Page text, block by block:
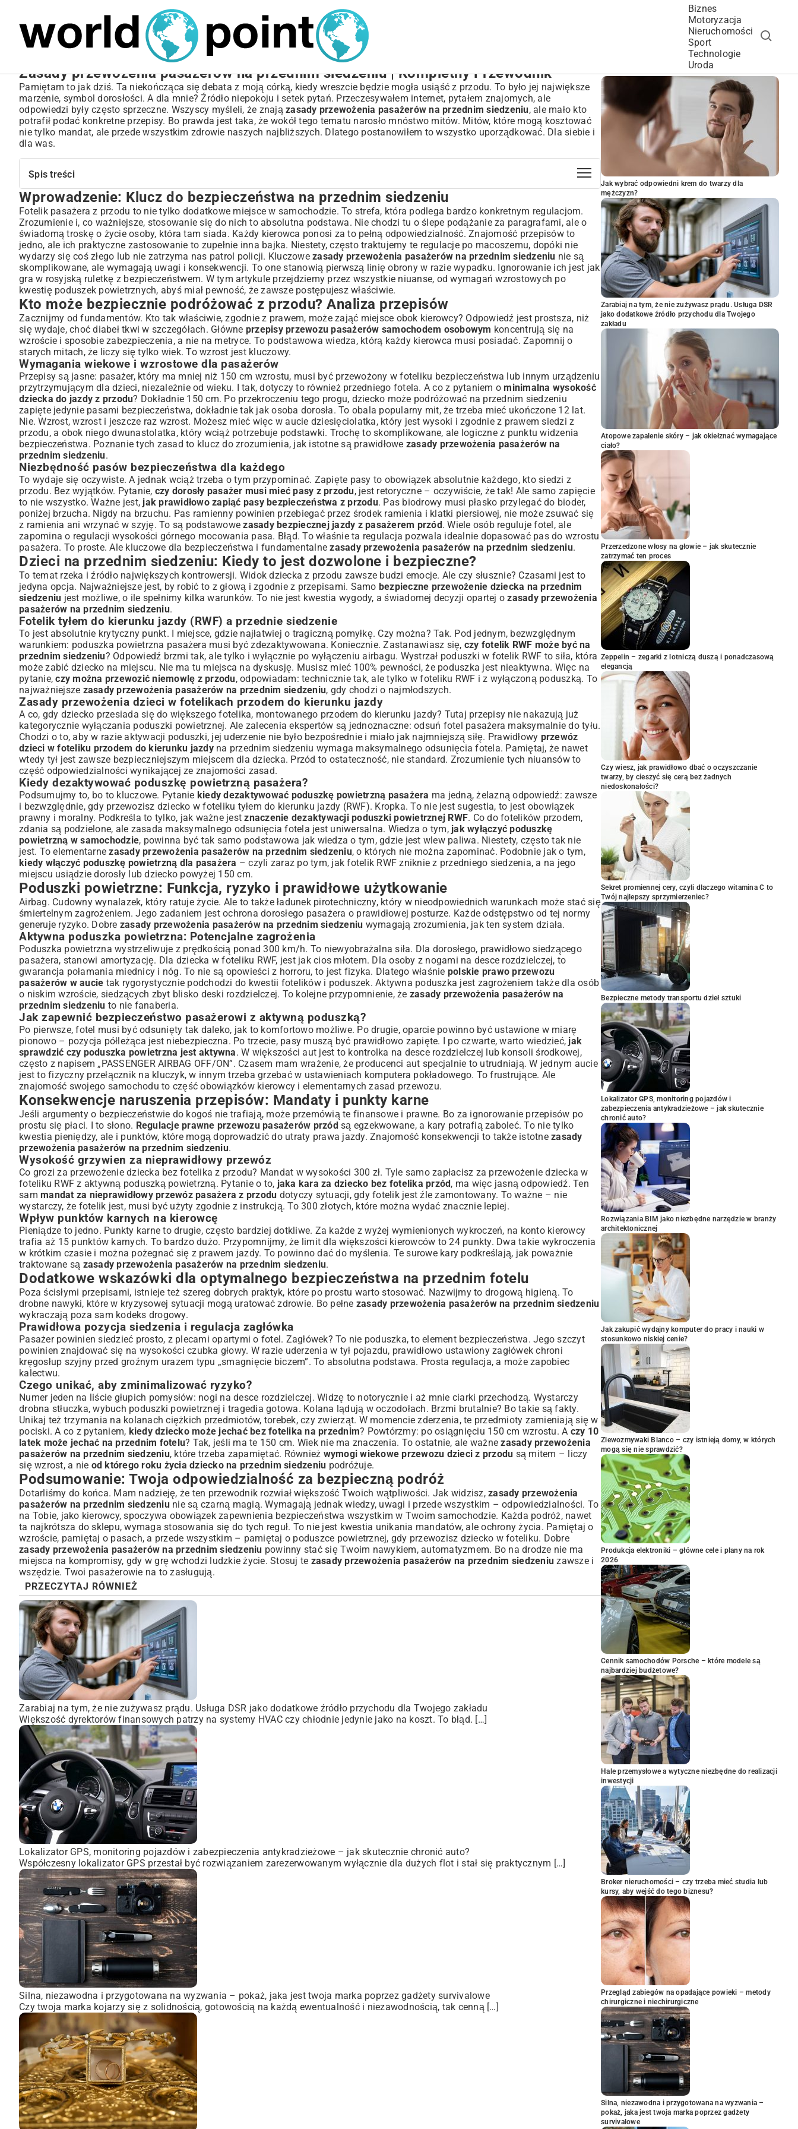
Biznes
Motoryzacja
Nieruchomości
Sport
Technologie
Uroda
Zasady przewożenia pasażerów na przednim siedzeniu | Kompletny Przewodnik
Pamiętam to jak dziś. Ta niekończąca się debata z moją córką, kiedy wreszcie będzie mogła usiąść z przodu. To było jej największe
marzenie, symbol dorosłości. A dla mnie? Źródło niepokoju i setek pytań. Przeczesywałem internet, pytałem znajomych, ale
odpowiedzi były często sprzeczne. Wszyscy myśleli, że znają zasady przewożenia pasażerów na przednim siedzeniu, ale mało kto
potrafił podać konkretne przepisy. Bo prawda jest taka, że wokół tego tematu narosło mnóstwo mitów. Mitów, które mogą kosztować
nie tylko mandat, ale przede wszystkim zdrowie naszych najbliższych. Dlatego postanowiłem to wszystko uporządkować. Dla siebie i
dla was.
Spis treści
Wprowadzenie: Klucz do bezpieczeństwa na przednim siedzeniu
Kto może bezpiecznie podróżować z przodu? Analiza przepisów
Wymagania wiekowe i wzrostowe dla pasażerów
Niezbędność pasów bezpieczeństwa dla każdego
Dzieci na przednim siedzeniu: Kiedy to jest dozwolone i bezpieczne?
Fotelik tyłem do kierunku jazdy (RWF) a przednie siedzenie
Zasady przewożenia dzieci w fotelikach przodem do kierunku jazdy
Kiedy dezaktywować poduszkę powietrzną pasażera?
Poduszki powietrzne: Funkcja, ryzyko i prawidłowe użytkowanie
Aktywna poduszka powietrzna: Potencjalne zagrożenia
Jak zapewnić bezpieczeństwo pasażerowi z aktywną poduszką?
Konsekwencje naruszenia przepisów: Mandaty i punkty karne
Wysokość grzywien za nieprawidłowy przewóz
Wpływ punktów karnych na kierowcę
Dodatkowe wskazówki dla optymalnego bezpieczeństwa na przednim fotelu
Prawidłowa pozycja siedzenia i regulacja zagłówka
Czego unikać, aby zminimalizować ryzyko?
Podsumowanie: Twoja odpowiedzialność za bezpieczną podróż
Wprowadzenie: Klucz do bezpieczeństwa na przednim siedzeniu
Fotelik pasażera z przodu to nie tylko dodatkowe miejsce w samochodzie. To strefa, która podlega bardzo konkretnym regulacjom.
Zrozumienie i, co ważniejsze, stosowanie się do nich to absolutna podstawa. Nie chodzi tu o ślepe podążanie za paragrafami, ale o
świadomą troskę o życie osoby, która tam siada. Każdy kierowca ponosi za to pełną odpowiedzialność. Znajomość przepisów to
jedno, ale ich praktyczne zastosowanie to zupełnie inna bajka. Niestety, często traktujemy te regulacje po macoszemu, dopóki nie
wydarzy się coś złego lub nie zatrzyma nas patrol policji. Kluczowe zasady przewożenia pasażerów na przednim siedzeniu nie są
skomplikowane, ale wymagają uwagi i konsekwencji. To one stanowią pierwszą linię obrony w razie wypadku. Ignorowanie ich jest jak
gra w rosyjską ruletkę z bezpieczeństwem. W tym artykule przejdziemy przez wszystkie niuanse, od wymagań wzrostowych po
kwestię poduszek powietrznych, abyś miał pewność, że zawsze postępujesz właściwie.
Kto może bezpiecznie podróżować z przodu? Analiza przepisów
Zacznijmy od fundamentów. Kto tak właściwie, zgodnie z prawem, może zająć miejsce obok kierowcy? Odpowiedź jest prostsza, niż
się wydaje, choć diabeł tkwi w szczegółach. Główne przepisy przewozu pasażerów samochodem osobowym koncentrują się na
wzroście i sposobie zabezpieczenia, a nie na metryce. To podstawowa wiedza, którą każdy kierowca musi posiadać. Zapomnij o
starych mitach, że liczy się tylko wiek. To wzrost jest kluczowy.
Wymagania wiekowe i wzrostowe dla pasażerów
Przepisy są jasne: pasażer, który ma mniej niż 150 cm wzrostu, musi być przewożony w foteliku bezpieczeństwa lub innym urządzeniu
przytrzymującym dla dzieci, niezależnie od wieku. I tak, dotyczy to również przedniego fotela. A co z pytaniem ominimalna wysokość
dziecka do jazdy z przodu? Dokładnie 150 cm. Po przekroczeniu tego progu, dziecko może podróżować na przednim siedzeniu
zapięte jedynie pasami bezpieczeństwa, dokładnie tak jak osoba dorosła. To obala popularny mit, że trzeba mieć ukończone 12 lat.
Nie. Wzrost, wzrost i jeszcze raz wzrost. Możesz mieć więc w aucie dziesięciolatka, który jest wysoki i zgodnie z prawem siedzi z
przodu, a obok niego dwunastolatka, który wciąż potrzebuje podstawki. Trochę to skomplikowane, ale logiczne z punktu widzenia
bezpieczeństwa. Poznanie tych zasad to klucz do zrozumienia, jak istotne są prawidłowe zasady przewożenia pasażerów na
przednim siedzeniu.
Niezbędność pasów bezpieczeństwa dla każdego
To wydaje się oczywiste. A jednak wciąż trzeba o tym przypominać. Zapięte pasy to obowiązek absolutnie każdego, kto siedzi z
przodu. Bez wyjątków. Pytanie, czy dorosły pasażer musi mieć pasy z przodu, jest retoryczne – oczywiście, że tak! Ale samo zapięcie
to nie wszystko. Ważne jest, jak prawidłowo zapiąć pasy bezpieczeństwa z przodu. Pas biodrowy musi płasko przylegać do bioder,
poniżej brzucha. Nigdy na brzuchu. Pas ramienny powinien przebiegać przez środek ramienia i klatki piersiowej, nie może zsuwać się
z ramienia ani wrzynać w szyję. To są podstawowezasady bezpiecznej jazdy z pasażerem przód. Wiele osób reguluje fotel, ale
zapomina o regulacji wysokości górnego mocowania pasa. Błąd. To właśnie ta regulacja pozwala idealnie dopasować pas do wzrostu
pasażera. To proste. Ale kluczowe dla bezpieczeństwa i fundamentalnezasady przewożenia pasażerów na przednim siedzeniu.
Dzieci na przednim siedzeniu: Kiedy to jest dozwolone i bezpieczne?
To temat rzeka i źródło największych kontrowersji. Widok dziecka z przodu zawsze budzi emocje. Ale czy słusznie? Czasami jest to
jedyna opcja. Najważniejsze jest, by robić to z głową i zgodnie z przepisami. Samo bezpieczne przewożenie dziecka na przednim
siedzeniu jest możliwe, o ile spełnimy kilka warunków. To nie jest kwestia wygody, a świadomej decyzji opartej ozasady przewożenia
pasażerów na przednim siedzeniu.
Fotelik tyłem do kierunku jazdy (RWF) a przednie siedzenie
To jest absolutnie krytyczny punkt. I miejsce, gdzie najłatwiej o tragiczną pomyłkę. Czy można? Tak. Pod jednym, bezwzględnym
warunkiem: poduszka powietrzna pasażera musi być zdezaktywowana. Koniecznie. Zastanawiasz się, czy fotelik RWF może być na
przednim siedzeniu? Odpowiedź brzmi tak, ale tylko i wyłącznie po wyłączeniu airbagu. Wystrzał poduszki w fotelik RWF to siła, która
może zabić dziecko na miejscu. Nie ma tu miejsca na dyskusję. Musisz mieć 100% pewności, że poduszka jest nieaktywna. Więc na
pytanie,czy można przewozić niemowlę z przodu, odpowiadam: technicznie tak, ale tylko w foteliku RWF i z wyłączoną poduszką. To
najważniejsze zasady przewożenia pasażerów na przednim siedzeniu, gdy chodzi o najmłodszych.
Zasady przewożenia dzieci w fotelikach przodem do kierunku jazdy
A co, gdy dziecko przesiada się do większego fotelika, montowanego przodem do kierunku jazdy? Tutaj przepisy nie nakazują już
kategorycznie wyłączania poduszki powietrznej. Ale zalecenia ekspertów są jednoznaczne: odsuń fotel pasażera maksymalnie do tyłu.
Chodzi o to, aby w razie aktywacji poduszki, jej uderzenie nie było bezpośrednie i miało jak najmniejszą siłę. Prawidłowy przewóz
dzieci w foteliku przodem do kierunku jazdyna przednim siedzeniu wymaga maksymalnego odsunięcia fotela. Pamiętaj, że nawet
wtedy tył jest zawsze bezpieczniejszym miejscem dla dziecka. Przód to ostateczność, nie standard. Zrozumienie tych niuansów to
część odpowiedzialności wynikającej ze znajomości zasad.
Kiedy dezaktywować poduszkę powietrzną pasażera?
Podsumujmy to, bo to kluczowe. Pytanie kiedy dezaktywować poduszkę powietrzną pasażera ma jedną, żelazną odpowiedź: zawsze
i bezwzględnie, gdy przewozisz dziecko w foteliku tyłem do kierunku jazdy (RWF). Kropka. To nie jest sugestia, to jest obowiązek
prawny i moralny. Podkreśla to tylko, jak ważne jestznaczenie dezaktywacji poduszki powietrznej RWF. Co do fotelików przodem,
zdania są podzielone, ale zasada maksymalnego odsunięcia fotela jest uniwersalna. Wiedza o tym, jak wyłączyć poduszkę
powietrzną w samochodzie, powinna być tak samo podstawowa jak wiedza o tym, gdzie jest wlew paliwa. Niestety, często tak nie
jest. To elementarnezasady przewożenia pasażerów na przednim siedzeniu, o których nie można zapominać. Podobnie jak o tym,
kiedy włączyć poduszkę powietrzną dla pasażera – czyli zaraz po tym, jak fotelik RWF zniknie z przedniego siedzenia, a na jego
miejscu usiądzie dorosły lub dziecko powyżej 150 cm.
Poduszki powietrzne: Funkcja, ryzyko i prawidłowe użytkowanie
Airbag. Cudowny wynalazek, który ratuje życie. Ale to także ładunek pirotechniczny, który w nieodpowiednich warunkach może stać się
śmiertelnym zagrożeniem. Jego zadaniem jest ochrona dorosłego pasażera o prawidłowej posturze. Każde odstępstwo od tej normy
generuje ryzyko. Dobre zasady przewożenia pasażerów na przednim siedzeniu wymagają zrozumienia, jak ten system działa.
Aktywna poduszka powietrzna: Potencjalne zagrożenia
Poduszka powietrzna wystrzeliwuje z prędkością ponad 300 km/h. To niewyobrażalna siła. Dla dorosłego, prawidłowo siedzącego
pasażera, stanowi amortyzację. Dla dziecka w foteliku RWF, jest jak cios młotem. Dla osoby z nogami na desce rozdzielczej, to
gwarancja połamania miednicy i nóg. To nie są opowieści z horroru, to jest fizyka. Dlatego właśnie polskie prawo przewozu
pasażerów w aucie tak rygorystycznie podchodzi do kwestii fotelików i poduszek. Aktywna poduszka jest zagrożeniem także dla osób
o niskim wzroście, siedzących zbyt blisko deski rozdzielczej. To kolejne przypomnienie, że zasady przewożenia pasażerów na
przednim siedzeniu to nie fanaberia.
Jak zapewnić bezpieczeństwo pasażerowi z aktywną poduszką?
Po pierwsze, fotel musi być odsunięty tak daleko, jak to komfortowo możliwe. Po drugie, oparcie powinno być ustawione w miarę
pionowo – pozycja półleżąca jest niebezpieczna. Po trzecie, pasy muszą być prawidłowo zapięte. I po czwarte, warto wiedzieć, jak
sprawdzić czy poduszka powietrzna jest aktywna. W większości aut jest to kontrolka na desce rozdzielczej lub konsoli środkowej,
często z napisem „PASSENGER AIRBAG OFF/ON”. Czasem mam wrażenie, że producenci aut specjalnie to utrudniają. W jednym aucie
jest to fizyczny przełącznik na kluczyk, w innym trzeba grzebać w ustawieniach komputera pokładowego. To frustrujące. Ale
znajomość swojego samochodu to część obowiązków kierowcy i elementarnych zasad przewozu.
Konsekwencje naruszenia przepisów: Mandaty i punkty karne
Jeśli argumenty o bezpieczeństwie do kogoś nie trafiają, może przemówią te finansowe i prawne. Bo za ignorowanie przepisów po
prostu się płaci. I to słono. Regulacje prawne przewozu pasażerów przódsą egzekwowane, a kary potrafią zaboleć. To nie tylko
kwestia pieniędzy, ale i punktów, które mogą doprowadzić do utraty prawa jazdy. Znajomość konsekwencji to także istotne zasady
przewożenia pasażerów na przednim siedzeniu.
Wysokość grzywien za nieprawidłowy przewóz
Co grozi za przewożenie dziecka bez fotelika z przodu? Mandat w wysokości 300 zł. Tyle samo zapłacisz za przewożenie dziecka w
foteliku RWF z aktywną poduszką powietrzną. Pytanie o to, jaka kara za dziecko bez fotelika przód, ma więc jasną odpowiedź. Ten
sam mandat za nieprawidłowy przewóz pasażera z przodu dotyczy sytuacji, gdy fotelik jest źle zamontowany. To ważne – nie
wystarczy, że fotelik jest, musi być użyty zgodnie z instrukcją. To 300 złotych, które można wydać znacznie lepiej.
Wpływ punktów karnych na kierowcę
Pieniądze to jedno. Punkty karne to drugie, często bardziej dotkliwe. Za każde z wyżej wymienionych wykroczeń, na konto kierowcy
trafia aż 15 punktów karnych. To bardzo dużo. Przypomnijmy, że limit dla większości kierowców to 24 punkty. Dwa takie wykroczenia
w krótkim czasie i można pożegnać się z prawem jazdy. To powinno dać do myślenia. Te surowe kary podkreślają, jak poważnie
traktowane są zasady przewożenia pasażerów na przednim siedzeniu.
Dodatkowe wskazówki dla optymalnego bezpieczeństwa na przednim fotelu
Poza ścisłymi przepisami, istnieje też szereg dobrych praktyk, które po prostu warto stosować. Nazwijmy to drogową higieną. To
drobne nawyki, które w kryzysowej sytuacji mogą uratować zdrowie. Bo pełne zasady przewożenia pasażerów na przednim siedzeniu
wykraczają poza sam kodeks drogowy.
Prawidłowa pozycja siedzenia i regulacja zagłówka
Pasażer powinien siedzieć prosto, z plecami opartymi o fotel. Zagłówek? To nie poduszka, to element bezpieczeństwa. Jego szczyt
powinien znajdować się na wysokości czubka głowy. W razie uderzenia w tył pojazdu, prawidłowo ustawiony zagłówek chroni
kręgosłup szyjny przed groźnym urazem typu „smagnięcie biczem”. To absolutna podstawa. Prosta regulacja, a może zapobiec
kalectwu.
Czego unikać, aby zminimalizować ryzyko?
Numer jeden na liście głupich pomysłów: nogi na desce rozdzielczej. Widzę to notorycznie i aż mnie ciarki przechodzą. Wystarczy
drobna stłuczka, wybuch poduszki powietrznej i tragedia gotowa. Kolana lądują w oczodołach. Brzmi brutalnie? Bo takie są fakty.
Unikaj też trzymania na kolanach ciężkich przedmiotów, torebek, czy zwierząt. W momencie zderzenia, te przedmioty zamieniają się w
pociski. A co z pytaniem, kiedy dziecko może jechać bez fotelika na przednim? Powtórzmy: po osiągnięciu 150 cm wzrostu. A czy 10
latek może jechać na przednim fotelu? Tak, jeśli ma te 150 cm. Wiek nie ma znaczenia. To ostatnie, ale ważnezasady przewożenia
pasażerów na przednim siedzeniu, które trzeba zapamiętać. Również wymogi wiekowe przewozu dzieci z przodu są mitem – liczy
się wzrost, a nie od którego roku życia dziecko na przednim siedzeniu podróżuje.
Podsumowanie: Twoja odpowiedzialność za bezpieczną podróż
Dotarliśmy do końca. Mam nadzieję, że ten przewodnik rozwiał większość Twoich wątpliwości. Jak widzisz, zasady przewożenia
pasażerów na przednim siedzeniunie są czarną magią. Wymagają jednak wiedzy, uwagi i przede wszystkim – odpowiedzialności. To
na Tobie, jako kierowcy, spoczywa obowiązek zapewnienia bezpieczeństwa wszystkim w Twoim samochodzie. Każda podróż, nawet
ta najkrótsza do sklepu, wymaga stosowania się do tych reguł. To nie jest kwestia unikania mandatów, ale ochrony życia. Pamiętaj o
wzroście, pamiętaj o pasach, a przede wszystkim – pamiętaj o poduszce powietrznej, gdy przewozisz dziecko w foteliku. Dobre
zasady przewożenia pasażerów na przednim siedzeniu powinny stać się Twoim nawykiem, automatyzmem. Bo na drodze nie ma
miejsca na kompromisy, gdy w grę wchodzi ludzkie życie. Stosuj te zasady przewożenia pasażerów na przednim siedzeniu zawsze i
wszędzie. Twoi pasażerowie na to zasługują.
PRZECZYTAJ RÓWNIEŻ
Zarabiaj na tym, że nie zużywasz prądu. Usługa DSR jako dodatkowe źródło przychodu dla Twojego zakładu
Większość dyrektorów finansowych patrzy na systemy HVAC czy chłodnie jedynie jako na koszt. To błąd. […]
Lokalizator GPS, monitoring pojazdów i zabezpieczenia antykradzieżowe – jak skutecznie chronić auto?
Współczesny lokalizator GPS przestał być rozwiązaniem zarezerwowanym wyłącznie dla dużych flot i stał się praktycznym […]
Silna, niezawodna i przygotowana na wyzwania – pokaż, jaka jest twoja marka poprzez gadżety survivalowe
Czy twoja marka kojarzy się z solidnością, gotowością na każdą ewentualność i niezawodnością, tak cenną […]
POPULARNE ARTYKUŁY
Jak wybrać odpowiedni krem do twarzy dla
mężczyzn?
Zarabiaj na tym, że nie zużywasz prądu. Usługa DSR
jako dodatkowe źródło przychodu dla Twojego
zakładu
Atopowe zapalenie skóry – jak okiełznać wymagające
ciało?
Przerzedzone włosy na głowie – jak skutecznie
zatrzymać ten proces
Zeppelin – zegarki z lotniczą duszą i ponadczasową
elegancją
Czy wiesz, jak prawidłowo dbać o oczyszczanie
twarzy, by cieszyć się cerą bez żadnych
niedoskonałości?
Sekret promiennej cery, czyli dlaczego witamina C to
Twój najlepszy sprzymierzeniec?
Bezpieczne metody transportu dzieł sztuki
Lokalizator GPS, monitoring pojazdów i
zabezpieczenia antykradzieżowe – jak skutecznie
chronić auto?
Rozwiązania BIM jako niezbędne narzędzie w branży
architektonicznej
Jak zakupić wydajny komputer do pracy i nauki w
stosunkowo niskiej cenie?
Zlewozmywaki Blanco – czy istnieją domy, w których
mogą się nie sprawdzić?
Produkcja elektroniki – główne cele i plany na rok
2026
Cennik samochodów Porsche – które modele są
najbardziej budżetowe?
Hale przemysłowe a wytyczne niezbędne do realizacji
inwestycji
Broker nieruchomości – czy trzeba mieć studia lub
kursy, aby wejść do tego biznesu?
Przegląd zabiegów na opadające powieki – metody
chirurgiczne i niechirurgiczne
Silna, niezawodna i przygotowana na wyzwania –
pokaż, jaka jest twoja marka poprzez gadżety
survivalowe